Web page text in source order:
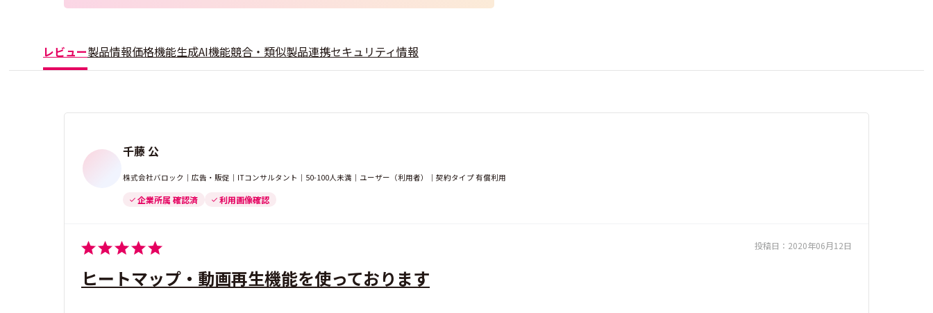
レビュー製品情報価格機能生成AI機能競合・類似製品連携セキュリティ情報
千藤 公
株式会社バロック｜広告・販促｜ITコンサルタント｜50-100人未満｜ユーザー（利用者）｜契約タイプ 有償利用
企業所属 確認済 利用画像確認
投稿日： 2020年06月12日
ヒートマップ・動画再生機能を使っております